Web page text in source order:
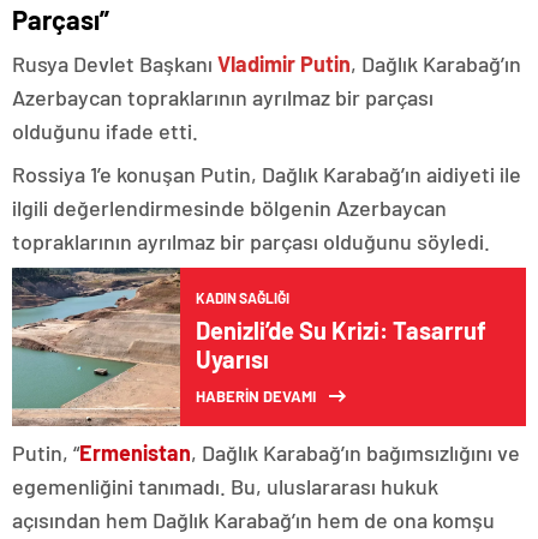
Parçası”
Rusya Devlet Başkanı Vladimir Putin, Dağlık Karabağ’ın
Azerbaycan topraklarının ayrılmaz bir parçası
olduğunu ifade etti.
Rossiya 1’e konuşan Putin, Dağlık Karabağ’ın aidiyeti ile
ilgili değerlendirmesinde bölgenin Azerbaycan
topraklarının ayrılmaz bir parçası olduğunu söyledi.
KADIN SAĞLIĞI
Denizli’de Su Krizi: Tasarruf
Uyarısı
HABERİN DEVAMI
Putin, “Ermenistan, Dağlık Karabağ’ın bağımsızlığını ve
egemenliğini tanımadı. Bu, uluslararası hukuk
açısından hem Dağlık Karabağ’ın hem de ona komşu